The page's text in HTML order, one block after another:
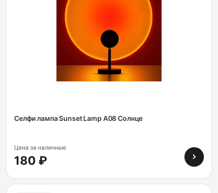
Селфи лампа Sunset Lamp A08 Солнце
Цена за наличные
180 ₽